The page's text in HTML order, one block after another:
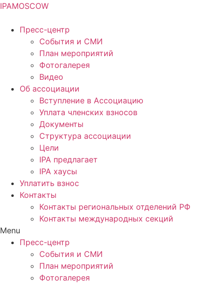
IPAMOSCOW
Пресс-центр
События и СМИ
План мероприятий
Фотогалерея
Видео
Об ассоциации
Вступление в Ассоциацию
Уплата членских взносов
Документы
Структура ассоциации
Цели
IPA предлагает
IPA хаусы
Уплатить взнос
Контакты
Контакты региональных отделений РФ
Контакты международных секций
Menu
Пресс-центр
События и СМИ
План мероприятий
Фотогалерея